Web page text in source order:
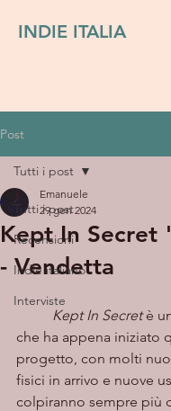
INDIE ITALIA
Post
Tutti i post
Recensioni
Indie italiano
Interviste
Tutti i post
Kept In Secret
- Vendetta
Emanuele
29 gen 2024
	Kept In Secret
è
che ha appena iniziato
progetto, con molti
fisici in arrivo e nuove
colpiranno sempre più